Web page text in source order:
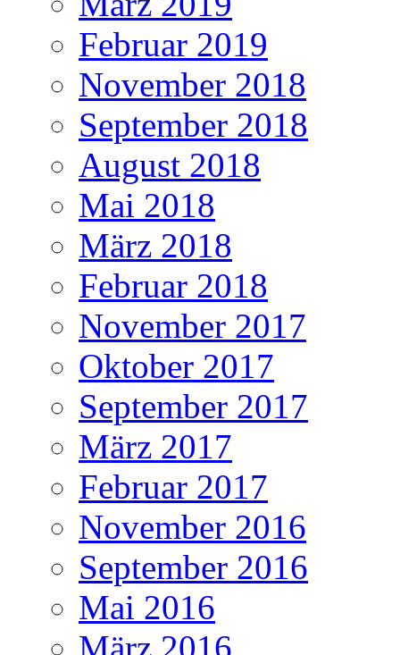
Februar 2019
November 2018
September 2018
August 2018
Mai 2018
März 2018
Februar 2018
November 2017
Oktober 2017
September 2017
März 2017
Februar 2017
November 2016
September 2016
Mai 2016